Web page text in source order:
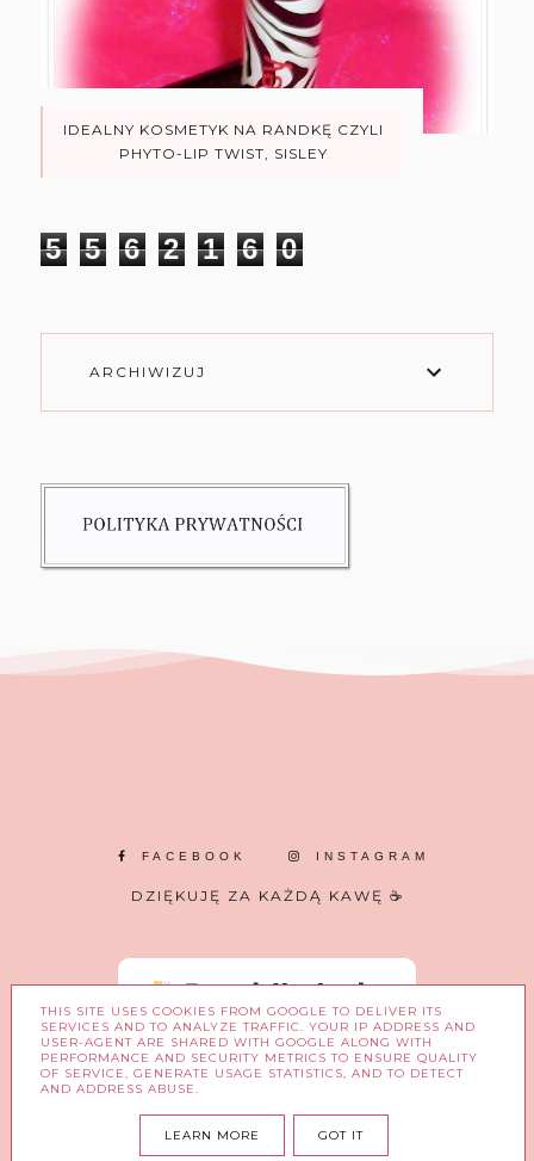
IDEALNY KOSMETYK NA RANDKĘ CZYLI
PHYTO-LIP TWIST, SISLEY
5 5 6 2 1 6 0
ARCHIWIZUJ
FACEBOOK INSTAGRAM
DZIĘKUJĘ ZA KAŻDĄ KAWĘ ☕
COPYRIGHT ©W BLASKU MARZEŃ.
BLOG DESIGN: KAROGRAFIA.PL
THIS SITE USES COOKIES FROM GOOGLE TO DELIVER ITS
SERVICES AND TO ANALYZE TRAFFIC. YOUR IP ADDRESS AND
USER-AGENT ARE SHARED WITH GOOGLE ALONG WITH
PERFORMANCE AND SECURITY METRICS TO ENSURE QUALITY
OF SERVICE, GENERATE USAGE STATISTICS, AND TO DETECT
AND ADDRESS ABUSE.
LEARN MORE GOT IT